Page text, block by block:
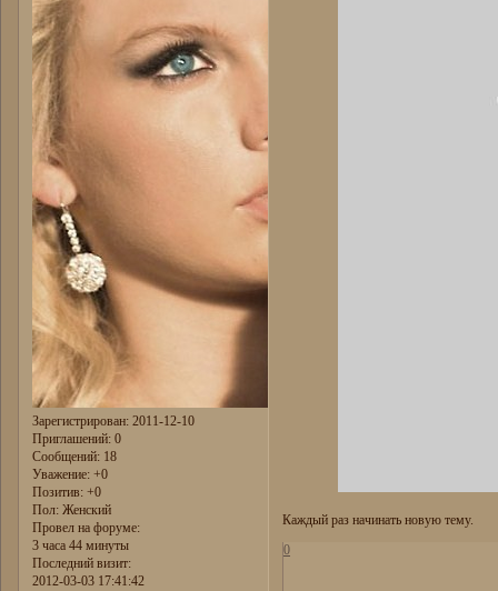
Зарегистрирован: 2011-12-10
Приглашений:0
Сообщений:18
Уважение: +0
Позитив: +0
Пол:Женский
Провел на форуме:
3 часа 44 минуты
Последний визит:
2012-03-03 17:41:42
Каждый раз начинать новую тему.
0